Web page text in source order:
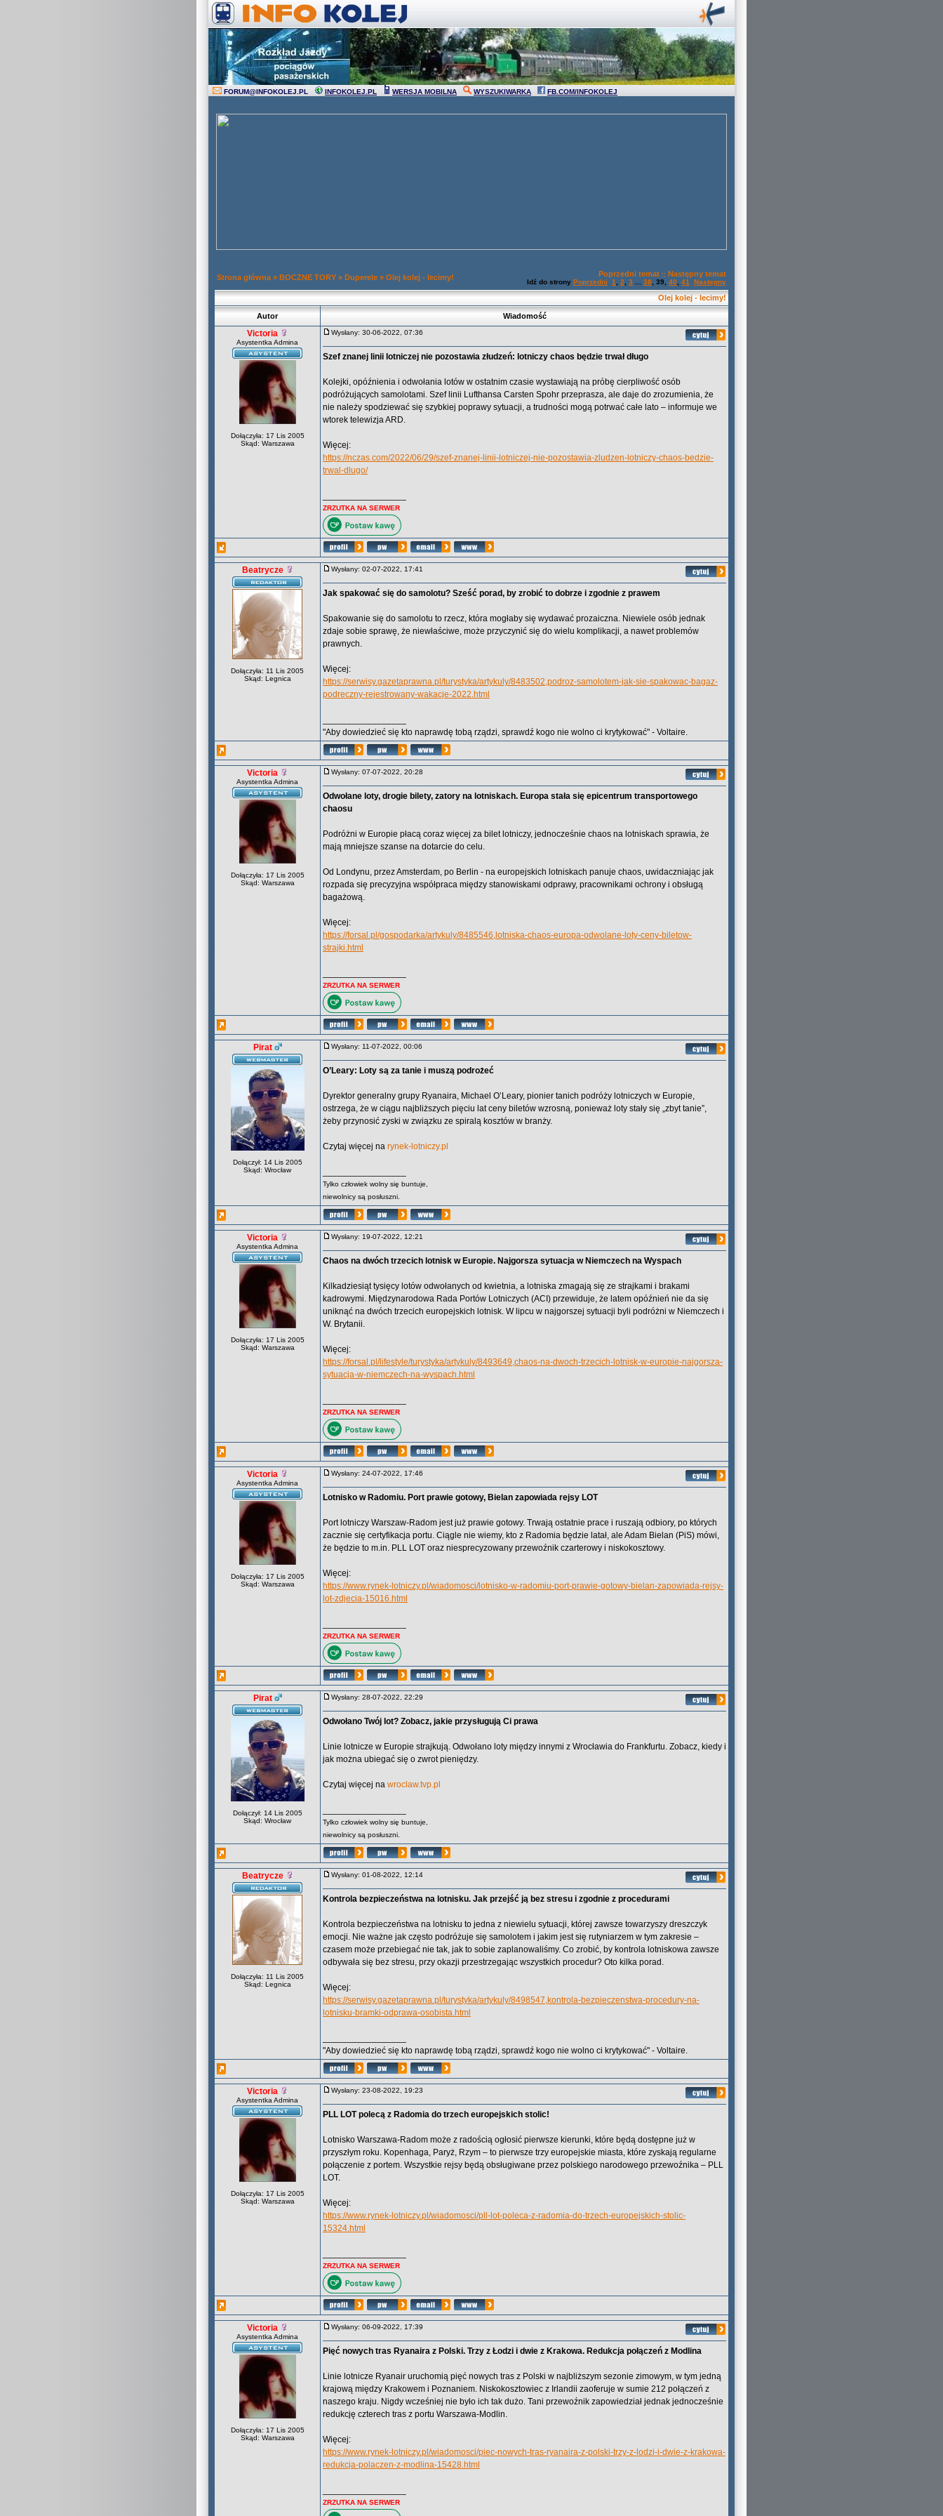
FORUM@INFOKOLEJ.PL INFOKOLEJ.PL WERSJA MOBILNA WYSZUKIWARKA FB.COM/INFOKOLEJ
Strona główna » BOCZNE TORY » Duperele » Olej kolej - lecimy! Poprzedni temat :: Następny temat
Idź do strony Poprzedni 1 2 3 38 39 40 41 Następny
Olej kolej - lecimy!
Autor Wiadomość
Victoria
Asystentka Admina
Dołączyła: 17 Lis 2005
Skąd: Warszawa
Wysłany: 30-06-2022, 07:36
Szef znanej linii lotniczej nie pozostawia złudzeń: lotniczy chaos będzie trwał długo
Kolejki, opóźnienia i odwołania lotów w ostatnim czasie wystawiają na próbę cierpliwość osób
podróżujących samolotami. Szef linii Lufthansa Carsten Spohr przeprasza, ale daje do zrozumienia, że
nie należy spodziewać się szybkiej poprawy sytuacji, a trudności mogą potrwać całe lato – informuje we
wtorek telewizja ARD.
Więcej:
https://nczas.com/2022/06/29/szef-znanej-linii-lotniczej-nie-pozostawia-zludzen-lotniczy-chaos-bedzie-
trwal-dlugo/
ZRZUTKA NA SERWER
Beatrycze
Dołączyła: 11 Lis 2005
Skąd: Legnica
Wysłany: 02-07-2022, 17:41
Jak spakować się do samolotu? Sześć porad, by zrobić to dobrze i zgodnie z prawem
Spakowanie się do samolotu to rzecz, która mogłaby się wydawać prozaiczna. Niewiele osób jednak
zdaje sobie sprawę, że niewłaściwe, może przyczynić się do wielu komplikacji, a nawet problemów
prawnych.
Więcej:
https://serwisy.gazetaprawna.pl/turystyka/artykuly/8483502,podroz-samolotem-jak-sie-spakowac-bagaz-
podreczny-rejestrowany-wakacje-2022.html
"Aby dowiedzieć się kto naprawdę tobą rządzi, sprawdź kogo nie wolno ci krytykować" - Voltaire.
Victoria
Asystentka Admina
Dołączyła: 17 Lis 2005
Skąd: Warszawa
Wysłany: 07-07-2022, 20:28
Odwołane loty, drogie bilety, zatory na lotniskach. Europa stała się epicentrum transportowego
chaosu
Podróżni w Europie płacą coraz więcej za bilet lotniczy, jednocześnie chaos na lotniskach sprawia, że
mają mniejsze szanse na dotarcie do celu.
Od Londynu, przez Amsterdam, po Berlin - na europejskich lotniskach panuje chaos, uwidaczniając jak
rozpada się precyzyjna współpraca między stanowiskami odprawy, pracownikami ochrony i obsługą
bagażową.
Więcej:
https://forsal.pl/gospodarka/artykuly/8485546,lotniska-chaos-europa-odwolane-loty-ceny-biletow-
strajki.html
ZRZUTKA NA SERWER
Pirat
Dołączył: 14 Lis 2005
Skąd: Wrocław
Wysłany: 11-07-2022, 00:06
O’Leary: Loty są za tanie i muszą podrożeć
Dyrektor generalny grupy Ryanaira, Michael O’Leary, pionier tanich podróży lotniczych w Europie,
ostrzega, że w ciągu najbliższych pięciu lat ceny biletów wzrosną, ponieważ loty stały się „zbyt tanie”,
żeby przynosić zyski w związku ze spiralą kosztów w branży.
Czytaj więcej na rynek-lotniczy.pl
Tylko człowiek wolny się buntuje,
niewolnicy są posłuszni.
Victoria
Asystentka Admina
Dołączyła: 17 Lis 2005
Skąd: Warszawa
Wysłany: 19-07-2022, 12:21
Chaos na dwóch trzecich lotnisk w Europie. Najgorsza sytuacja w Niemczech na Wyspach
Kilkadziesiąt tysięcy lotów odwołanych od kwietnia, a lotniska zmagają się ze strajkami i brakami
kadrowymi. Międzynarodowa Rada Portów Lotniczych (ACI) przewiduje, że latem opóźnień nie da się
uniknąć na dwóch trzecich europejskich lotnisk. W lipcu w najgorszej sytuacji byli podróżni w Niemczech i
W. Brytanii.
Więcej:
https://forsal.pl/lifestyle/turystyka/artykuly/8493649,chaos-na-dwoch-trzecich-lotnisk-w-europie-najgorsza-
sytuacja-w-niemczech-na-wyspach.html
ZRZUTKA NA SERWER
Victoria
Asystentka Admina
Dołączyła: 17 Lis 2005
Skąd: Warszawa
Wysłany: 24-07-2022, 17:46
Lotnisko w Radomiu. Port prawie gotowy, Bielan zapowiada rejsy LOT
Port lotniczy Warszaw-Radom jest już prawie gotowy. Trwają ostatnie prace i ruszają odbiory, po których
zacznie się certyfikacja portu. Ciągle nie wiemy, kto z Radomia będzie latał, ale Adam Bielan (PiS) mówi,
że będzie to m.in. PLL LOT oraz niesprecyzowany przewoźnik czarterowy i niskokosztowy.
Więcej:
https://www.rynek-lotniczy.pl/wiadomosci/lotnisko-w-radomiu-port-prawie-gotowy-bielan-zapowiada-rejsy-
lot-zdjecia-15016.html
ZRZUTKA NA SERWER
Pirat
Dołączył: 14 Lis 2005
Skąd: Wrocław
Wysłany: 28-07-2022, 22:29
Odwołano Twój lot? Zobacz, jakie przysługują Ci prawa
Linie lotnicze w Europie strajkują. Odwołano loty między innymi z Wrocławia do Frankfurtu. Zobacz, kiedy i
jak można ubiegać się o zwrot pieniędzy.
Czytaj więcej na wroclaw.tvp.pl
Tylko człowiek wolny się buntuje,
niewolnicy są posłuszni.
Beatrycze
Dołączyła: 11 Lis 2005
Skąd: Legnica
Wysłany: 01-08-2022, 12:14
Kontrola bezpieczeństwa na lotnisku. Jak przejść ją bez stresu i zgodnie z procedurami
Kontrola bezpieczeństwa na lotnisku to jedna z niewielu sytuacji, której zawsze towarzyszy dreszczyk
emocji. Nie ważne jak często podróżuje się samolotem i jakim jest się rutyniarzem w tym zakresie –
czasem może przebiegać nie tak, jak to sobie zaplanowaliśmy. Co zrobić, by kontrola lotniskowa zawsze
odbywała się bez stresu, przy okazji przestrzegając wszystkich procedur? Oto kilka porad.
Więcej:
https://serwisy.gazetaprawna.pl/turystyka/artykuly/8498547,kontrola-bezpieczenstwa-procedury-na-
lotnisku-bramki-odprawa-osobista.html
"Aby dowiedzieć się kto naprawdę tobą rządzi, sprawdź kogo nie wolno ci krytykować" - Voltaire.
Victoria
Asystentka Admina
Dołączyła: 17 Lis 2005
Skąd: Warszawa
Wysłany: 23-08-2022, 19:23
PLL LOT polecą z Radomia do trzech europejskich stolic!
Lotnisko Warszawa-Radom może z radością ogłosić pierwsze kierunki, które będą dostępne już w
przyszłym roku. Kopenhaga, Paryż, Rzym – to pierwsze trzy europejskie miasta, które zyskają regularne
połączenie z portem. Wszystkie rejsy będą obsługiwane przez polskiego narodowego przewoźnika – PLL
LOT.
Więcej:
https://www.rynek-lotniczy.pl/wiadomosci/pll-lot-poleca-z-radomia-do-trzech-europejskich-stolic-
15324.html
ZRZUTKA NA SERWER
Victoria
Asystentka Admina
Dołączyła: 17 Lis 2005
Skąd: Warszawa
Wysłany: 06-09-2022, 17:39
Pięć nowych tras Ryanaira z Polski. Trzy z Łodzi i dwie z Krakowa. Redukcja połączeń z Modlina
Linie lotnicze Ryanair uruchomią pięć nowych tras z Polski w najbliższym sezonie zimowym, w tym jedną
krajową między Krakowem i Poznaniem. Niskokosztowiec z Irlandii zaoferuje w sumie 212 połączeń z
naszego kraju. Nigdy wcześniej nie było ich tak dużo. Tani przewoźnik zapowiedział jednak jednocześnie
redukcję czterech tras z portu Warszawa-Modlin.
Więcej:
https://www.rynek-lotniczy.pl/wiadomosci/piec-nowych-tras-ryanaira-z-polski-trzy-z-lodzi-i-dwie-z-krakowa-
redukcja-polaczen-z-modlina-15428.html
ZRZUTKA NA SERWER